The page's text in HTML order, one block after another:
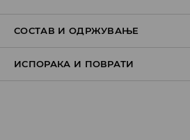
СОСТАВ И ОДРЖУВАЊЕ
100% ПАМУК
ИСПОРАКА И ПОВРАТИ